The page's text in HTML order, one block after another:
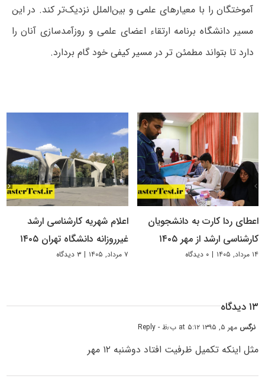
آموختگان را با معیارهای علمی و بین‌الملل نزدیک‌تر کند. در این
مسیر دانشگاه برنامه ارتقاء اعضای علمی و روزآمدسازی آنان را
دارد تا بتواند مطمئن تر در مسیر کیفی خود گام بردارد.
اعطای ردا کارت به دانشجویان
کارشناسی ارشد از مهر ۱۴۰۵
۱۴ مرداد, ۱۴۰۵ | ۰ دیدگاه
اعلام شهریه کارشناسی ارشد
غیرروزانه دانشگاه تهران ۱۴۰۵
۷ مرداد, ۱۴۰۵ | ۳ دیدگاه
۱۳ دیدگاه
نرگس مهر ۵, ۱۳۹۵ at ۵:۱۲ ب٫ظ - Reply
مثل اینکه تکمیل ظرفیت افتاد دوشنبه ۱۲ مهر